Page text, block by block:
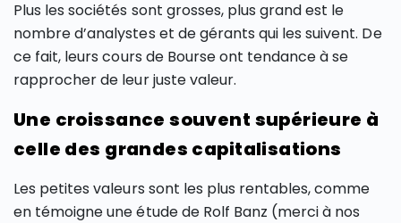
Plus les sociétés sont grosses, plus grand est le
nombre d’analystes et de gérants qui les suivent. De
ce fait, leurs cours de Bourse ont tendance à se
rapprocher de leur juste valeur.
Une croissance souvent supérieure à
celle des grandes capitalisations
Les petites valeurs sont les plus rentables, comme
en témoigne une étude de Rolf Banz (merci à nos